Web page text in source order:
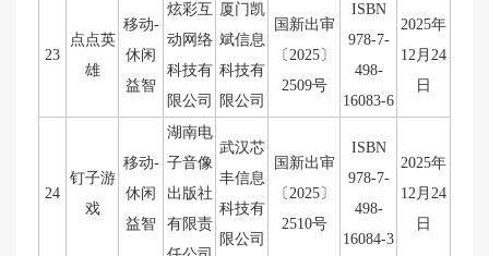
23
点点英
雄
移动-
休闲
益智
炫彩互
动网络
科技有
限公司
厦门凯
斌信息
科技有
限公司
国新出审
〔2025〕
2509号
ISBN
978-7-
498-
16083-6
2025年
12月24
日
24
钉子游
戏
移动-
休闲
益智
湖南电
子音像
出版社
有限责
武汉芯
丰信息
科技有
限公司
国新出审
〔2025〕
2510号
ISBN
978-7-
498-
16084-3
2025年
12月24
日